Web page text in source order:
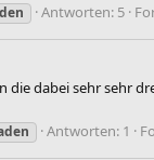
Antworten: 5
dabei sehr sehr
Antworten: 1